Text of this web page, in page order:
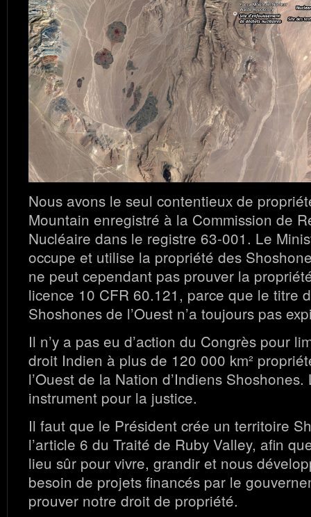
Nous avons le seul contentieux de
Mountain enregistré à la Commission de
Nucléaire dans le registre 63-001. Le
occupe et utilise la propriété des
ne peut cependant pas prouver la
licence 10 CFR 60.121, parce que le titre
Shoshones de l’Ouest n’a toujours pas
Il n’y a pas eu d’action du Congrès pour
droit Indien à plus de 120 000 km²
l’Ouest de la Nation d’Indiens
instrument pour la justice.
Il faut que le Président crée un territoire
l’article 6 du Traité de Ruby Valley, afin
lieu sûr pour vivre, grandir et nous
besoin de projets financés par le
prouver notre droit de propriété.